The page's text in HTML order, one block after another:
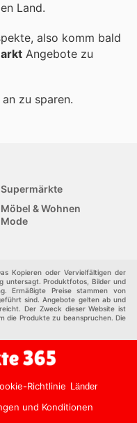
Land.
also komm bald
Angebote zu
zu sparen.
Supermärkte
Möbel & Wohnen
Mode
Andere
Kopieren oder Vervielfältigen der
untersagt. Produktfotos, Bilder und
Ermäßigte Preise stammen von
sind. Angebote gelten ab und
Der Zweck dieser Website ist
die Produkte zu beanspruchen. Die
Richtlinie Länder
und Konditionen